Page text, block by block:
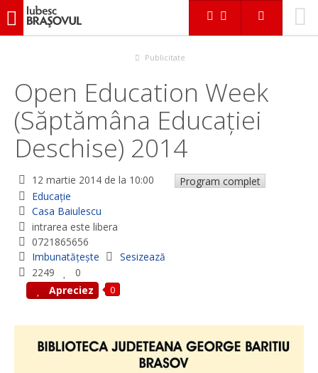
iubescbraşovul.ro
Open Education Week (Săptămâna Educaţiei Deschise) 2014
Publicitate
Open Education Week
(Săptămâna Educaţiei
Deschise) 2014
12 martie 2014de la 10:00
Program complet
Educaţie
Casa Baiulescu
intrarea este libera
0721865656
Imbunatățește
Sesizează
2249
0
Apreciez
0